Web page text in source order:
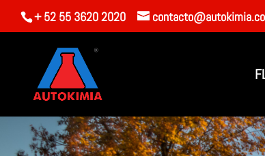
+ 52 55 3620 2020